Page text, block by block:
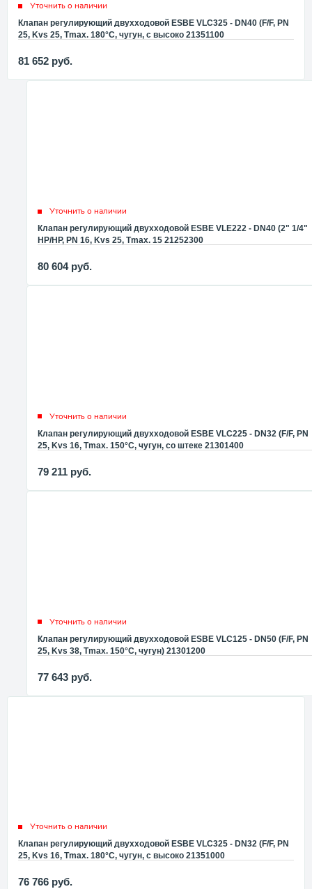
Уточнить о наличии
Клапан регулирующий двухходовой ESBE VLC325 - DN40 (F/F, PN
25, Kvs 25, Tmax. 180°C, чугун, с высоко 21351100
81 652 руб.
Уточнить о наличии
Клапан регулирующий двухходовой ESBE VLE222 - DN40 (2" 1/4"
НР/НР, PN 16, Kvs 25, Tmax. 15 21252300
80 604 руб.
Уточнить о наличии
Клапан регулирующий двухходовой ESBE VLC225 - DN32 (F/F, PN
25, Kvs 16, Tmax. 150°C, чугун, со штеке 21301400
79 211 руб.
Уточнить о наличии
Клапан регулирующий двухходовой ESBE VLC125 - DN50 (F/F, PN
25, Kvs 38, Tmax. 150°C, чугун) 21301200
77 643 руб.
Уточнить о наличии
Клапан регулирующий двухходовой ESBE VLC325 - DN32 (F/F, PN
25, Kvs 16, Tmax. 180°C, чугун, с высоко 21351000
76 766 руб.